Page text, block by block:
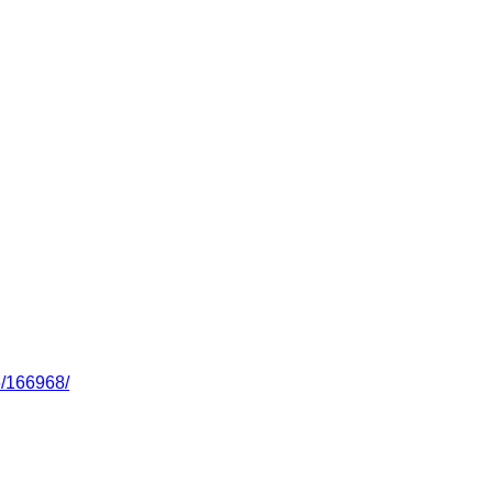
166968/